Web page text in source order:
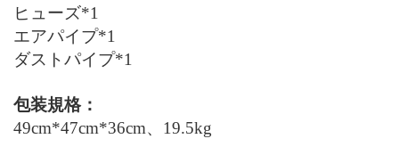
ヒューズ*1
エアパイプ*1
ダストパイプ*1
包装規格：
49cm*47cm*36cm、19.5kg